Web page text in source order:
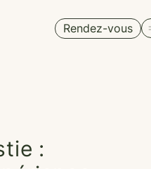
Rendez-vous
: